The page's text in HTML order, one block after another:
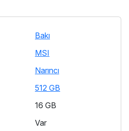
Bakı
MSI
Narıncı
512 GB
16 GB
Var